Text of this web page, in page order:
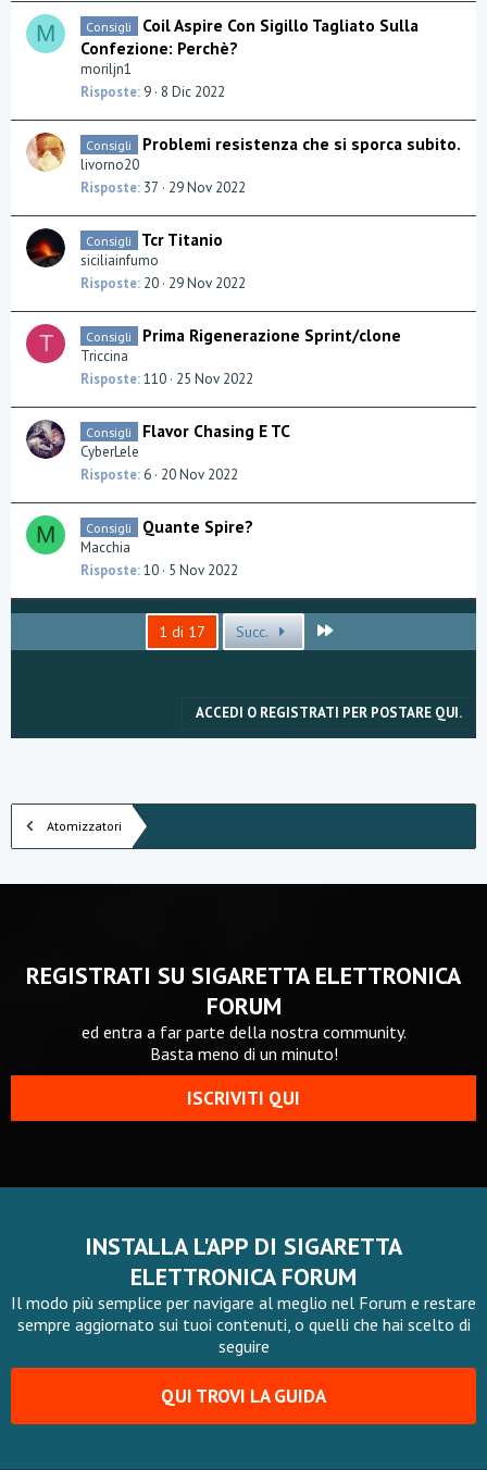
M Consigli
Coil Aspire Con Sigillo Tagliato Sulla
Confezione: Perchè?
moriljn1
Risposte 9 8 Dic 2022
Consigli Problemi resistenza che si sporca subito.
livorno20
Risposte 37 29 Nov 2022
Consigli Tcr Titanio
siciliainfumo
Risposte 20 29 Nov 2022
T Consigli Prima Rigenerazione Sprint/clone
Triccina
Risposte 110 25 Nov 2022
Consigli Flavor Chasing E TC
CyberLele
Risposte 6 20 Nov 2022
M Consigli Quante Spire?
Macchia
Risposte 10 5 Nov 2022
1 di 17 Succ.
ACCEDI O REGISTRATI PER POSTARE QUI.
Atomizzatori
REGISTRATI SU SIGARETTA ELETTRONICA
FORUM
ed entra a far parte della nostra community.
Basta meno di un minuto!
ISCRIVITI QUI
INSTALLA L'APP DI SIGARETTA
ELETTRONICA FORUM
Il modo più semplice per navigare al meglio nel Forum e restare
sempre aggiornato sui tuoi contenuti, o quelli che hai scelto di
seguire
QUI TROVI LA GUIDA